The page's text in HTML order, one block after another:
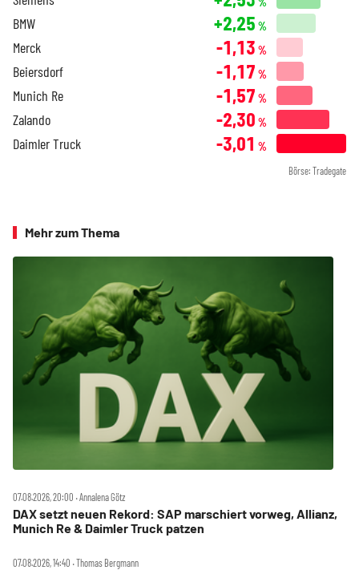
BMW +2,25 %
Merck -1,13 %
Beiersdorf -1,17 %
Munich Re -1,57 %
Zalando -2,30 %
Daimler Truck -3,01 %
Börse: Tradegate
Mehr zum Thema
07.08.2026, 20:00 ‧ Annalena Götz
DAX setzt neuen Rekord: SAP marschiert vorweg, Allianz,
Munich Re & Daimler Truck patzen
07.08.2026, 14:40 ‧ Thomas Bergmann